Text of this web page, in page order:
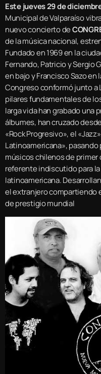
Este jueves 29 de
Municipal de Valparaíso
nuevo concierto de
de la música nacional,
Fundado en 1969 en la
Fernando, Patricio y Sergio
en bajo y Francisco
Congreso conformó junto a
pilares fundamentales de
larga vida han grabado una
álbumes, han cruzado
«Rock Progresivo», el
Latinoamericana»,
músicos chilenos de
referente indiscutido para
latinoamericana.
el extranjero compartiendo
de prestigio mundial